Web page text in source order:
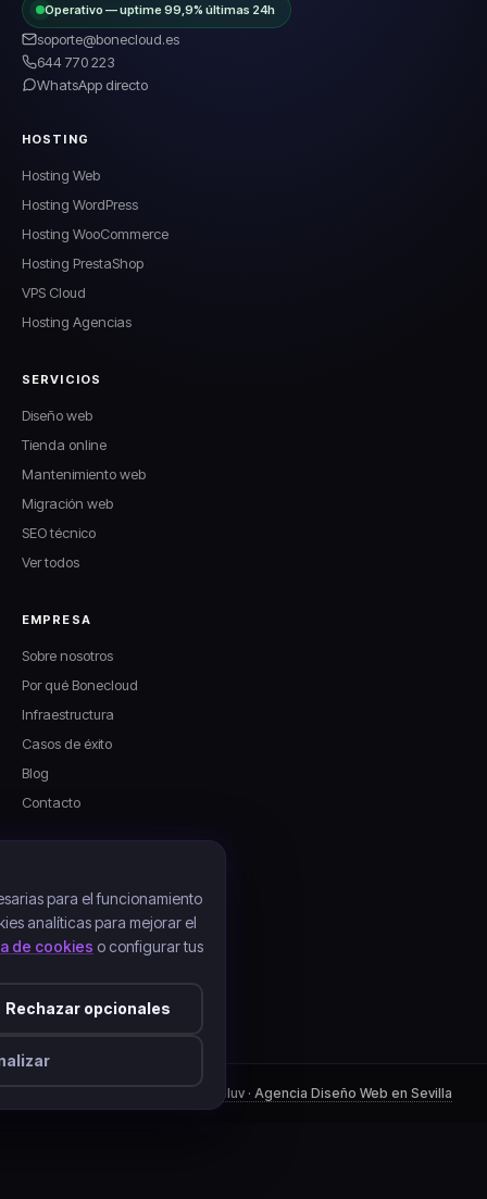
Operativo — uptime 99,9% últimas 24h
soporte@bonecloud.es
644 770 223
WhatsApp directo
HOSTING
Hosting Web
Hosting WordPress
Hosting WooCommerce
Hosting PrestaShop
VPS Cloud
Hosting Agencias
SERVICIOS
Diseño web
Tienda online
Mantenimiento web
Migración web
SEO técnico
Ver todos
EMPRESA
Sobre nosotros
Por qué Bonecloud
Infraestructura
Casos de éxito
Blog
Contacto
Aviso legal
Política de privacidad
Política de cookies
Configuración de cookies
Boneluv · Agencia Diseño Web en Sevilla
para el funcionamiento
analíticas para mejorar el
de cookies o configurar tus
Rechazar opcionales